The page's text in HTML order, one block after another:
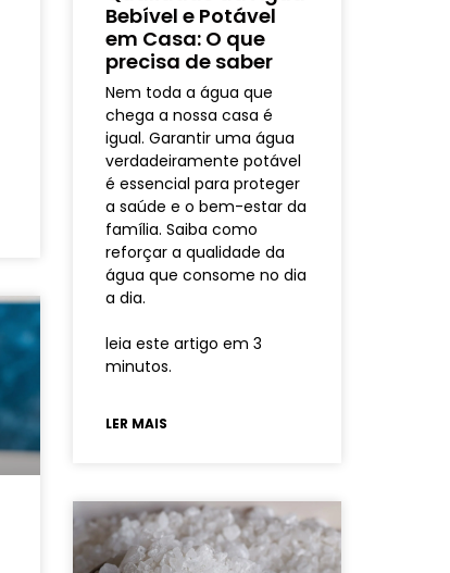
Bebível e Potável
em Casa: O que
precisa de saber
Nem toda a água que
chega a nossa casa é
igual. Garantir uma água
verdadeiramente potável
é essencial para proteger
a saúde e o bem-estar da
família. Saiba como
reforçar a qualidade da
água que consome no dia
a dia.
leia este artigo em 3
minutos.
LER MAIS